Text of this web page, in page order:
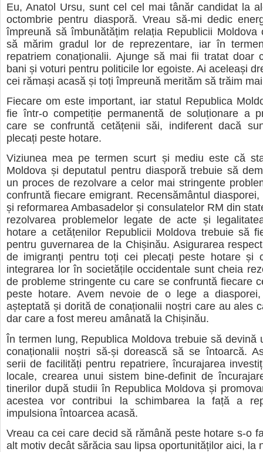
Eu, Anatol Ursu, sunt cel cel mai tânăr candidat la
octombrie pentru diasporă. Vreau să-mi dedic
împreună să îmbunătățim relația Republicii Moldova
să mărim gradul lor de reprezentare, iar în
repatriem conaționalii. Ajunge să mai fii tratat doar
bani și voturi pentru politicile lor egoiste. Ai aceleași
cei rămași acasă și toți împreună merităm să trăim
Fiecare om este important, iar statul Republica
fie într-o competiție permanentă de soluționare a
care se confruntă cetățenii săi, indiferent dacă
plecați peste hotare.
Viziunea mea pe termen scurt și mediu este că
Moldova și deputatul pentru diasporă trebuie să
un proces de rezolvare a celor mai stringente
confruntă fiecare emigrant. Recensământul diasporei,
și reformarea Ambasadelor și consulatelor RM din
rezolvarea problemelor legate de acte și
hotare a cetățenilor Republicii Moldova trebuie să
pentru guvernarea de la Chișinău. Asigurarea
de imigranți pentru toți cei plecați peste hotare și
integrarea lor în societățile occidentale sunt cheia
de probleme stringente cu care se confruntă fiecare
peste hotare. Avem nevoie de o lege a
așteptată și dorită de conaționalii noștri care au ales
dar care a fost mereu amânată la Chișinău.
În termen lung, Republica Moldova trebuie să devină
conaționalii noștri să-și dorească să se întoarcă.
serii de facilități pentru repatriere, încurajarea
locale, crearea unui sistem bine-definit de
tinerilor după studii în Republica Moldova și
acestea vor contribui la schimbarea la față a
impulsiona întoarcea acasă.
Vreau ca cei care decid să rămână peste hotare s-o
alt motiv decât sărăcia sau lipsa oportunităților aici, la